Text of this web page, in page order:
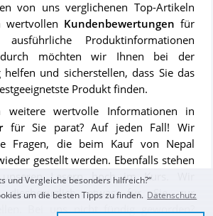
von uns verglichenen Top-Artikeln
wertvollen Kundenbewertungen für
Produktinformationen
möchten wir Ihnen bei der
helfen und sicherstellen, dass Sie das
Produkt finden.
weitere wertvolle Informationen in
für Sie parat? Auf jeden Fall! Wir
Fragen, die beim Kauf von Nepal
gestellt werden. Ebenfalls stehen
Lesern hoch im Kurs. Wir
diesbezüglich etwas für Sie zur
Bei uns nicht fündig geworden?
und Vergleiche besonders hilfreich?“
um die besten Tipps zu finden. Datenschutz